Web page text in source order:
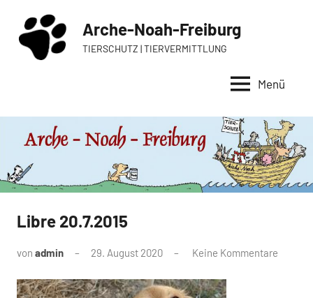
Inhalt
springen
Arche-Noah-Freiburg
TIERSCHUTZ | TIERVERMITTLUNG
Menü
Libre 20.7.2015
von admin 29. August 2020 Keine Kommentare